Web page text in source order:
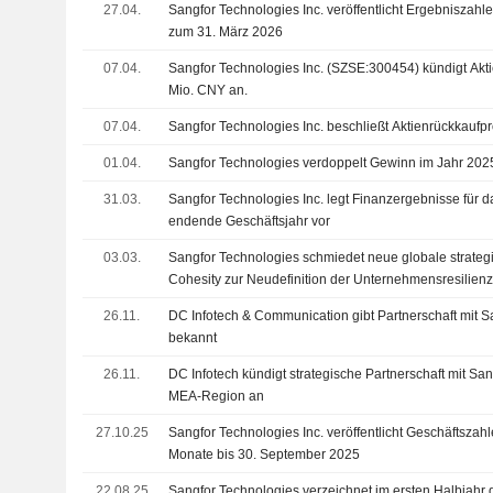
27.04.
Sangfor Technologies Inc. veröffentlicht
zum 31. März 2026
07.04.
Sangfor Technologies Inc. (SZSE:300454) kündigt
Mio. CNY an.
07.04. Sangfor Technologies Inc. beschließt
01.04. Sangfor Technologies verdoppelt Gewinn im Jahr
31.03.
Sangfor Technologies Inc. legt Finanzergebnisse für
endende Geschäftsjahr vor
03.03.
Sangfor Technologies schmiedet neue globale
Cohesity zur Neudefinition der Unternehmensresilienz
26.11.
DC Infotech & Communication gibt Partnerschaft mit
bekannt
26.11.
DC Infotech kündigt strategische Partnerschaft mit
MEA-Region an
27.10.25
Sangfor Technologies Inc. veröffentlicht
Monate bis 30. September 2025